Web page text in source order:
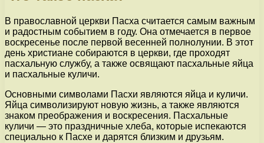
В православной церкви Пасха считается самым важным
и радостным событием в году. Она отмечается в первое
воскресенье после первой весенней полнолунии. В этот
день христиане собираются в церкви, где проходят
пасхальную службу, а также освящают пасхальные яйца
и пасхальные куличи.
Основными символами Пасхи являются яйца и куличи.
Яйца символизируют новую жизнь, а также являются
знаком преображения и воскресения. Пасхальные
куличи — это праздничные хлеба, которые испекаются
специально к Пасхе и дарятся близким и друзьям.